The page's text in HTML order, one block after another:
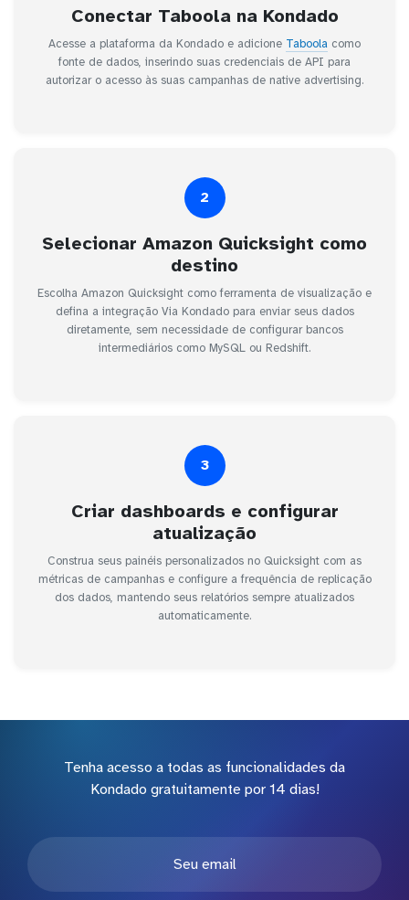
Conectar Taboola na Kondado
Acesse a plataforma da Kondado e adicione Taboola como
fonte de dados, inserindo suas credenciais de API para
autorizar o acesso às suas campanhas de native advertising.
2
Selecionar Amazon Quicksight como
destino
Escolha Amazon Quicksight como ferramenta de visualização e
defina a integração Via Kondado para enviar seus dados
diretamente, sem necessidade de configurar bancos
intermediários como MySQL ou Redshift.
3
Criar dashboards e configurar
atualização
Construa seus painéis personalizados no Quicksight com as
métricas de campanhas e configure a frequência de replicação
dos dados, mantendo seus relatórios sempre atualizados
automaticamente.
Tenha acesso a todas as funcionalidades da
Kondado gratuitamente por 14 dias!